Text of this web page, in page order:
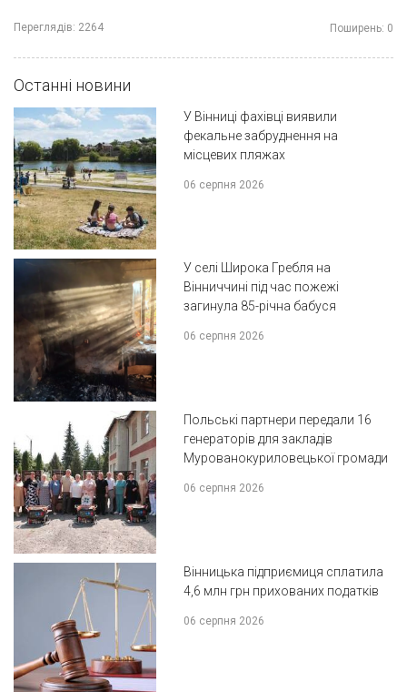
Переглядів: 2264 Поширень: 0
Останні новини
У Вінниці фахівці виявили
фекальне забруднення на
місцевих пляжах
06 серпня 2026
У селі Широка Гребля на
Вінниччині під час пожежі
загинула 85-річна бабуся
06 серпня 2026
Польські партнери передали 16
генераторів для закладів
Мурованокуриловецької громади
06 серпня 2026
Вінницька підприємиця сплатила
4,6 млн грн прихованих податків
06 серпня 2026